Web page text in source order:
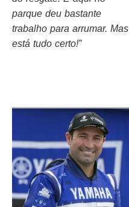
parque deu bastante
trabalho para arrumar. Mas
está tudo certo!”